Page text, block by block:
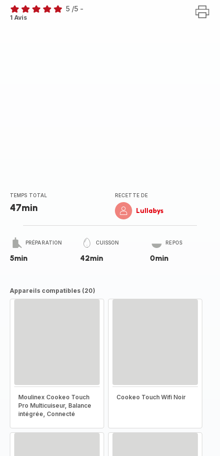
Avis
5 /5 -
1 Avis
TEMPS TOTAL
47min
RECETTE DE
Lullabys
PRÉPARATION
5min
CUISSON
42min
REPOS
0min
Appareils compatibles (20)
Moulinex Cookeo Touch
Pro Multicuiseur, Balance
intégrée, Connecté
Cookeo Touch Wifi Noir